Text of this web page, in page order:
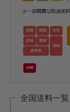
全国送料一覧